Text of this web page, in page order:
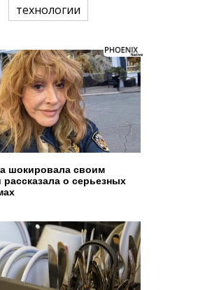
технологии
шокировала своим
о серьезных